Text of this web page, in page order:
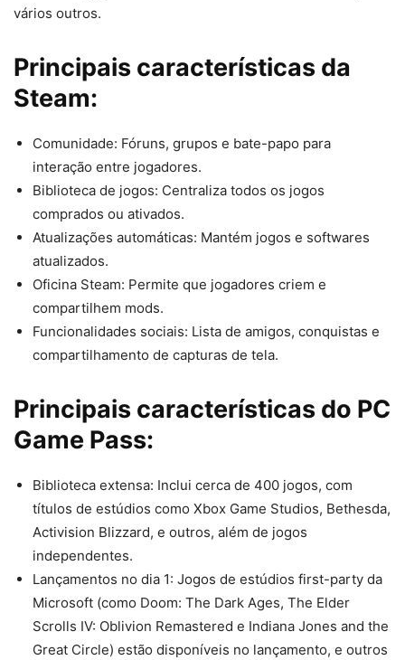
vários outros.
Principais características da
Steam:
Comunidade: Fóruns, grupos e bate-papo para
interação entre jogadores.
Biblioteca de jogos: Centraliza todos os jogos
comprados ou ativados.
Atualizações automáticas: Mantém jogos e softwares
atualizados.
Oficina Steam: Permite que jogadores criem e
compartilhem mods.
Funcionalidades sociais: Lista de amigos, conquistas e
compartilhamento de capturas de tela.
Principais características do PC
Game Pass:
Biblioteca extensa: Inclui cerca de 400 jogos, com
títulos de estúdios como Xbox Game Studios, Bethesda,
Activision Blizzard, e outros, além de jogos
independentes.
Lançamentos no dia 1: Jogos de estúdios first-party da
Microsoft (como Doom: The Dark Ages, The Elder
Scrolls IV: Oblivion Remastered e Indiana Jones and the
Great Circle) estão disponíveis no lançamento, e outros